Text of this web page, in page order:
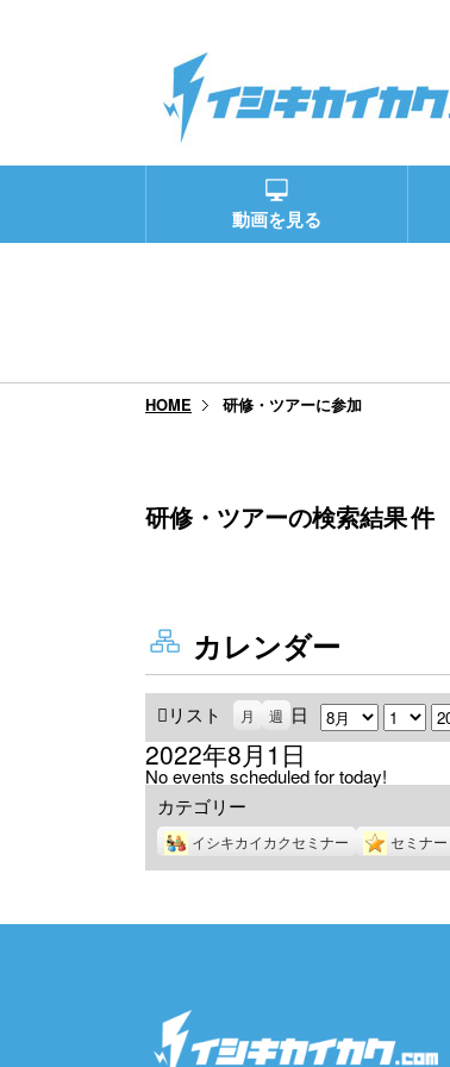
動画を見る
HOME 研修・ツアーに参加
研修・ツアーの検索結果件
カレンダー
リスト
示
月 週 日 月 日 年
2022年8月1日
No events scheduled for today!
カテゴリー
イシキカイカクセミナー セミナー